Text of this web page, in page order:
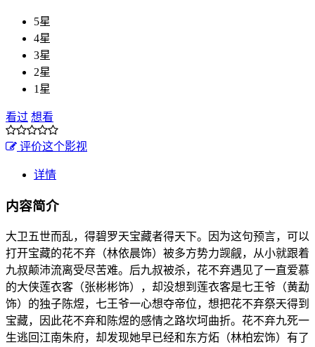
5星
4星
3星
2星
1星
看过 想看
评价这个影视
详情
内容简介
大卫五世而乱，得碧罗天宝藏者得天下。因为这句预言，可以
打开宝藏的花不弃（林依晨饰）被多方势力觊觎，从小就跟着
九叔颠沛流离受尽苦难。后九叔被杀，花不弃遇见了一直爱慕
的大侠莲衣客（张彬彬饰），却没想到莲衣客是七王爷（黄勐
饰）的独子陈煜，七王爷一心想夺帝位，想把花不弃祭天得到
宝藏，因此花不弃和陈煜的感情之路坎坷曲折。花不弃九死一
生逃回江南朱府，却发现她早已经和东方炻（林柏宏饰）有了